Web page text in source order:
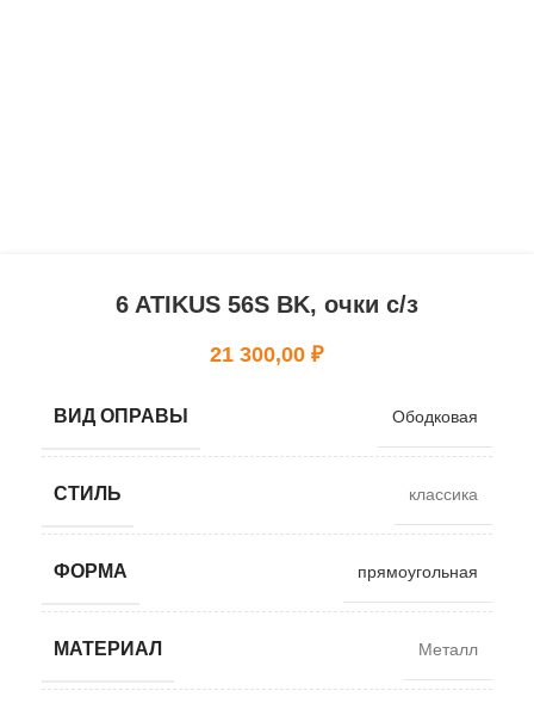
6 ATIKUS 56S BK, очки с/з
21 300,00 ₽
ВИД ОПРАВЫ Ободковая
СТИЛЬ классика
ФОРМА прямоугольная
МАТЕРИАЛ Металл